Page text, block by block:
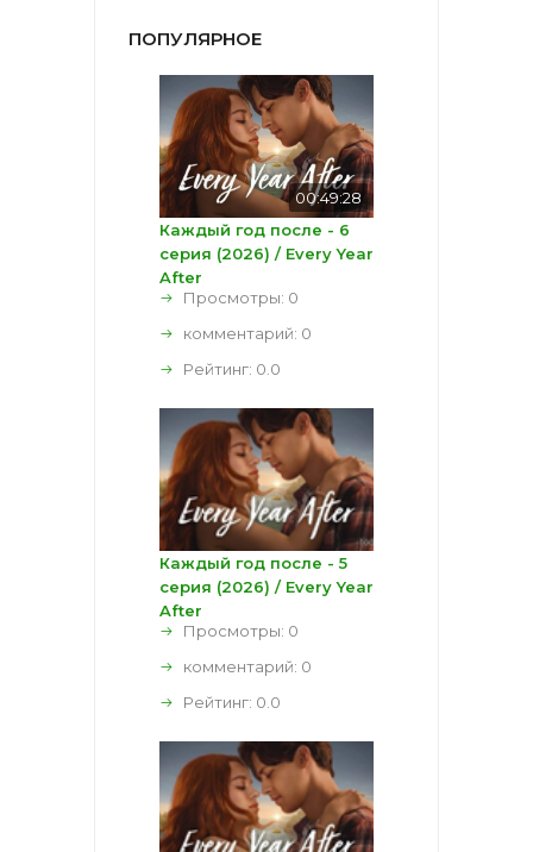
ПОПУЛЯРНОЕ
00:49:28
Каждый год после - 6
серия (2026) / Every Year
After
Просмотры: 0
комментарий: 0
Рейтинг: 0.0
Каждый год после - 5
серия (2026) / Every Year
After
Просмотры: 0
комментарий: 0
Рейтинг: 0.0